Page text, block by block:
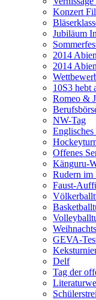
Konzert
Jubiläum
2014
2014
10S3 hebt
Romeo &
NW-Tag
Englisches
Offenes
Känguru-
Rudern im
Faust-
GEVA-
Delf
Tag der